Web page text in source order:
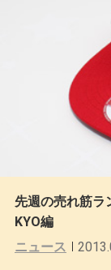
先週の売れ筋ラ
KYO編
ニュース